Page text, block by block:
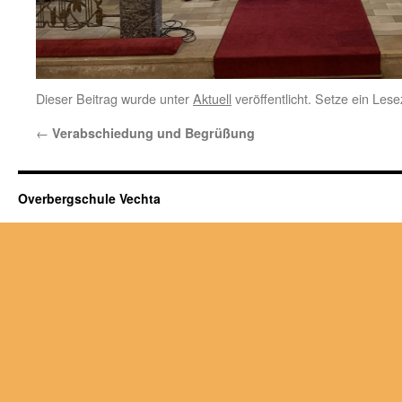
Dieser Beitrag wurde unterAktuell veröffentlicht. Setze ein
← Verabschiedung und Begrüßung
Overbergschule Vechta